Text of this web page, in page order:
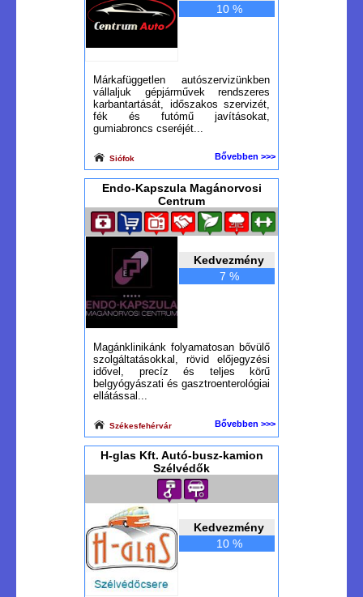
10 %
Márkafüggetlen autószervizünkben
vállaljuk gépjárművek rendszeres
karbantartását, időszakos szervizét,
fék és futómű javításokat,
gumiabroncs cseréjét...
Siófok Bővebben >>>
Endo-Kapszula Magánorvosi
Centrum
Kedvezmény
7 %
Magánklinikánk folyamatosan bővülő
szolgáltatásokkal, rövid előjegyzési
idővel, precíz és teljes körű
belgyógyászati és gasztroenterológiai
ellátással...
Székesfehérvár Bővebben >>>
H-glas Kft. Autó-busz-kamion
Szélvédők
Kedvezmény
10 %